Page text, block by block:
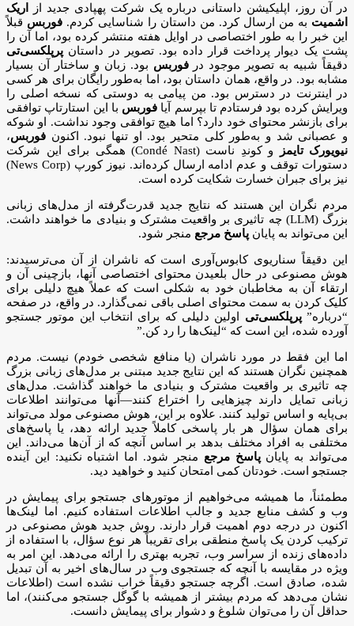
در آن روز، اپلیکیشن داستانی درباره یک شرکت پهپادی جدید از
اریک
اشمیت به من ارسال کرد. من داستان را شناسایی کردم. فوربس قبلاً
این خبر را به طور اختصاصی در اوایل هفته منتشر کرده بود، اما آن را
پشت یک دیوار پرداخت قرار داده بود. تصویر در داستان پرپلکسی‌تی
دقیقاً شبیه به تصویر موجود درفوربس بود. زبان و ساختار آن بسیار
مشابه بود. در واقع، همان داستان بود، اما به‌طور رایگان برای هر کسی
در اینترنت در دسترس بود. من پیامی به دوستی که نسخه اصلی را
ویرایش کرده بود فرستادم تا بپرسم آیا فوربس با این استارتاپ توافقی
برای بازنشر محتوای خود دارد؟ اما هیچ توافقی وجود نداشت. او شوکه
و عصبانی شد و به‌طور کلی متحیر بود. او تنها نبود. اکنون فوربس،
نیویورک تایمز
و کوندِ ناست (Condé Nast) همگی برای این شرکت
دستورات توقف و عدم ادامه ارسال کرده‌اند. نیوز کورپ (News Corp)
نیز برای جبران خسارت شکایت کرده است.
مردم نگران این هستند که نتایج جدید قدرت‌گرفته از مدل‌های زبانی
بزرگ (LLM) چه تاثیری بر واقعیت مشترک و بنیادی ما خواهند داشت.
این می‌تواند به پایان پاسخ مرجع منجر شود.
این دقیقاً سناریوی کابوس‌آوری است که ناشران از آن می‌ترسیدند:
هوش مصنوعی در حال بلعیدن محتوای اختصاصی آنها، بازچینی آن و
ارتقاء آن به مخاطبان خود به شکلی است که عملاً هیچ دلیلی برای
کلیک کردن به سمت محتوای اصلی باقی نمی‌گذارد. در واقع، در صفحه
“درباره”پرپلکسی‌تی اولین دلیلی که برای انتخاب این موتور جستجو
آورده شده، این است که “لینک‌ها را رد کن.”
اما این فقط در مورد ناشران (یا منافع شخصی خودم) نیست. مردم
همچنین نگران هستند که این نتایج جدید مبتنی بر مدل‌های زبانی بزرگ
چه تاثیری بر واقعیت مشترک و بنیادی ما خواهند گذاشت. مدل‌های
زبانی تمایل دارند چیزهایی را اختراع کنند—آنها می‌توانند اطلاعات
بی‌پایه و اساس تولید کنند. علاوه بر این، هوش مصنوعی مولد می‌تواند
برای همان سؤال هر بار پاسخی کاملاً جدید ارائه دهد، یا پاسخ‌های
مختلفی به افراد مختلف بدهد بر اساس آنچه که از آن‌ها می‌داند. این
می‌تواند به پایانپاسخ مرجع منجر شود. اما اشتباه نکنید: این آینده
جستجو است. خودتان کمی امتحان کنید و خواهید دید.
مطمئناً، ما همیشه می‌خواهیم از موتورهای جستجو برای پیمایش در
وب و کشف منابع جدید و جالب اطلاعات استفاده کنیم. اما لینک‌ها
اکنون در درجه دوم اهمیت قرار دارند. روش جدید هوش مصنوعی در
ترکیب کردن یک پاسخ منطقی برای تقریباً هر نوع سؤال، با استفاده از
داده‌های زنده از سراسر وب، تجربه بهتری را ارائه می‌دهد. این امر به
ویژه در مقایسه با آنچه که جستجوی وب در سال‌های اخیر به آن تبدیل
شده، صادق است. اگرچه جستجو دقیقاً خراب نشده است (اطلاعات
نشان می‌دهد که مردم بیشتر از همیشه با گوگل جستجو می‌کنند)، اما
حداقل آن را می‌توان شلوغ و دشوار برای پیمایش دانست.